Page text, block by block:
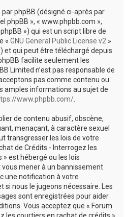
phpBB (désigné ci-après par
phpBB », « www.phpbb.com »,
») qui est un script libre de
« GNU General Public License v2 »
et qui peut être téléchargé depuis
facilite seulement les
Limited n’est pas responsable de
pas comme contenu ou
amples informations au sujet de
www.phpbb.com/
de contenu abusif, obscène,
menaçant, à caractère sexuel
transgresser les lois de votre
de Crédits - Interrogez les
est hébergé ou les lois
mener à un bannissement
une notification à votre
si nous le jugeons nécessaire. Les
sont enregistrées pour aider
Vous acceptez que « Forum
les courtiers en rachat de crédits »